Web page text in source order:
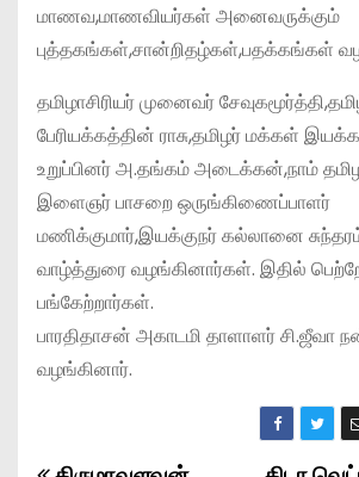
மாணவ,மாணவியர்கள் அனைவருக்கும்
புத்தகங்கள்,சான்றிதழ்கள்,பதக்கங்கள்
தமிழாசிரியர் முனைவர்
பேரியக்கத்தின் ராசு,தமிழர் மக்கள்
உறுப்பினர் அ.தங்கம் அடைக்கன்,நாம்
இளைஞர் பாசறை ஒருங்கிணைப்பாளர்
மணிக்குமார்,இயக்குநர் கல்லானை
வாழ்த்துரை வழங்கினார்கள். இதில்
பங்கேற்றார்கள்.
பாரதிதாசன் அகாடமி தாளாளர் சி.ஜீவா
வழங்கினார்.